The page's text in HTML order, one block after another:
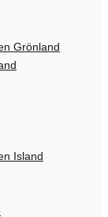
Grönland
Island